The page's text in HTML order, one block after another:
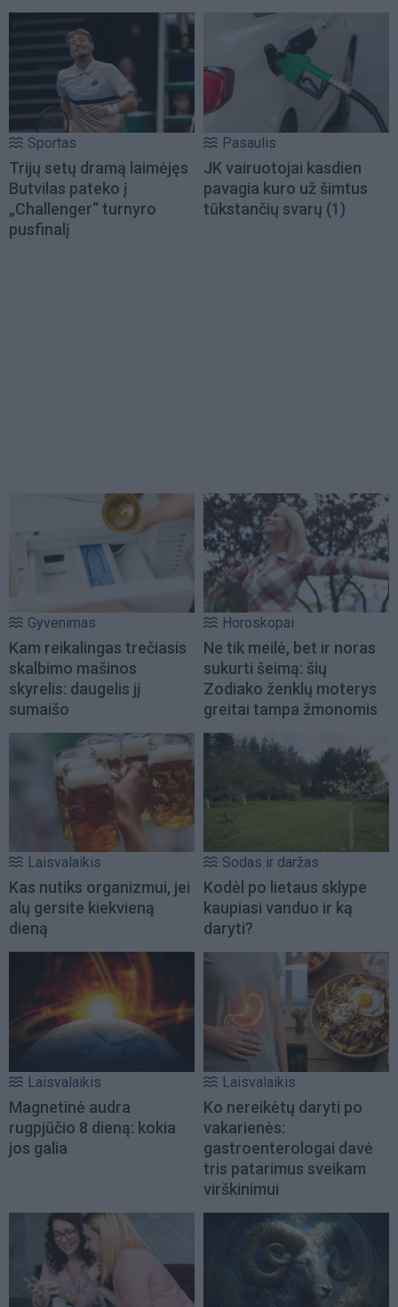
Sportas
Trijų setų dramą laimėjęs
Butvilas pateko į
„Challenger“ turnyro
pusfinalį
Pasaulis
JK vairuotojai kasdien
pavagia kuro už šimtus
tūkstančių svarų (1)
Gyvenimas
Kam reikalingas trečiasis
skalbimo mašinos
skyrelis: daugelis jį
sumaišo
Horoskopai
Ne tik meilė, bet ir noras
sukurti šeimą: šių
Zodiako ženklų moterys
greitai tampa žmonomis
Laisvalaikis
Kas nutiks organizmui, jei
alų gersite kiekvieną
dieną
Sodas ir daržas
Kodėl po lietaus sklype
kaupiasi vanduo ir ką
daryti?
Laisvalaikis
Magnetinė audra
rugpjūčio 8 dieną: kokia
jos galia
Laisvalaikis
Ko nereikėtų daryti po
vakarienės:
gastroenterologai davė
tris patarimus sveikam
virškinimui